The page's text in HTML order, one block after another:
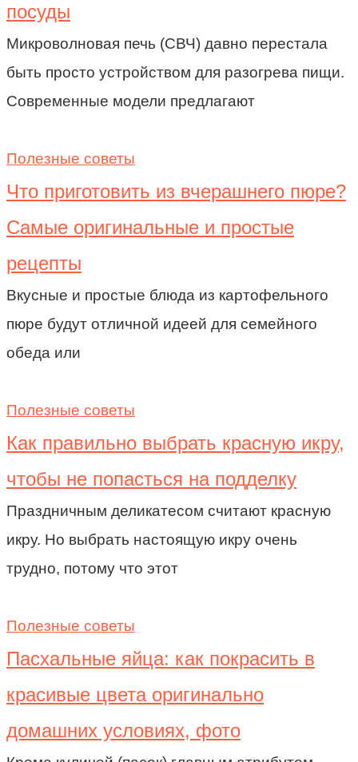
посуды
Микроволновая печь (СВЧ) давно перестала
быть просто устройством для разогрева пищи.
Современные модели предлагают
Полезные советы
Что приготовить из вчерашнего пюре?
Самые оригинальные и простые
рецепты
Вкусные и простые блюда из картофельного
пюре будут отличной идеей для семейного
обеда или
Полезные советы
Как правильно выбрать красную икру,
чтобы не попасться на подделку
Праздничным деликатесом считают красную
икру. Но выбрать настоящую икру очень
трудно, потому что этот
Полезные советы
Пасхальные яйца: как покрасить в
красивые цвета оригинально
домашних условиях, фото